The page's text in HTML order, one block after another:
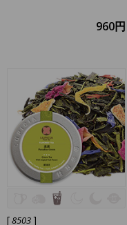
960円
[8503]